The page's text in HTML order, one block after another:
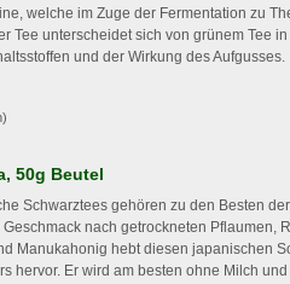
welche im Zuge der Fermentation zu
Tee unterscheidet sich von grünem Tee
und der Wirkung des Aufgusses.
50g Beutel
Schwarztees gehören zu den Besten
nach getrockneten Pflaumen,
Manukahonig hebt diesen japanischen
hervor. Er wird am besten ohne Milch